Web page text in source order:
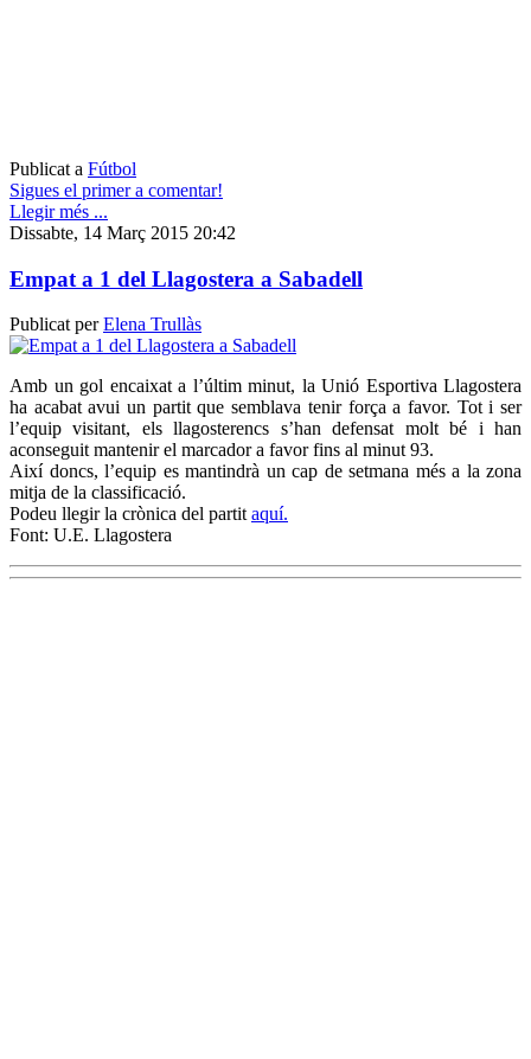
Publicat a Fútbol
Sigues el primer a comentar!
Llegir més ...
Dissabte, 14 Març 2015 20:42
Empat a 1 del Llagostera a Sabadell
Publicat perElena Trullàs
Amb un gol encaixat a l’últim minut, la Unió Esportiva Llagostera
ha acabat avui un partit que semblava tenir força a favor. Tot i ser
l’equip visitant, els llagosterencs s’han defensat molt bé i han
aconseguit mantenir el marcador a favor fins al minut 93.
Així doncs, l’equip es mantindrà un cap de setmana més a la zona
mitja de la classificació.
Podeu llegir la crònica del partit aquí.
Font: U.E. Llagostera